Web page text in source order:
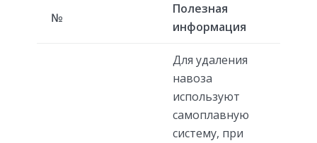
№
Полезная
информация
Для удаления
навоза
используют
самоплавную
систему, при